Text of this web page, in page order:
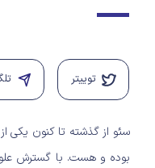
توییتر
سئو از گذشته تا کنون یکی
بوده و هست. با گسترش